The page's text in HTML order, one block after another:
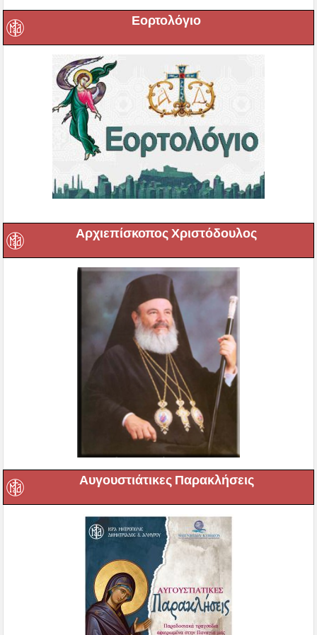
Εορτολόγιο
Αρχιεπίσκοπος Χριστόδουλος
Αυγουστιάτικες Παρακλήσεις